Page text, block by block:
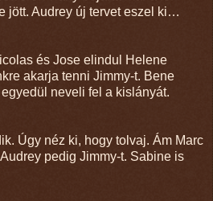
jött. Audrey új tervet eszel ki…
és Jose elindul Helene
akarja tenni Jimmy-t. Bene
neveli fel a kislányát.
Úgy néz ki, hogy tolvaj. Ám Marc
pedig Jimmy-t. Sabine is